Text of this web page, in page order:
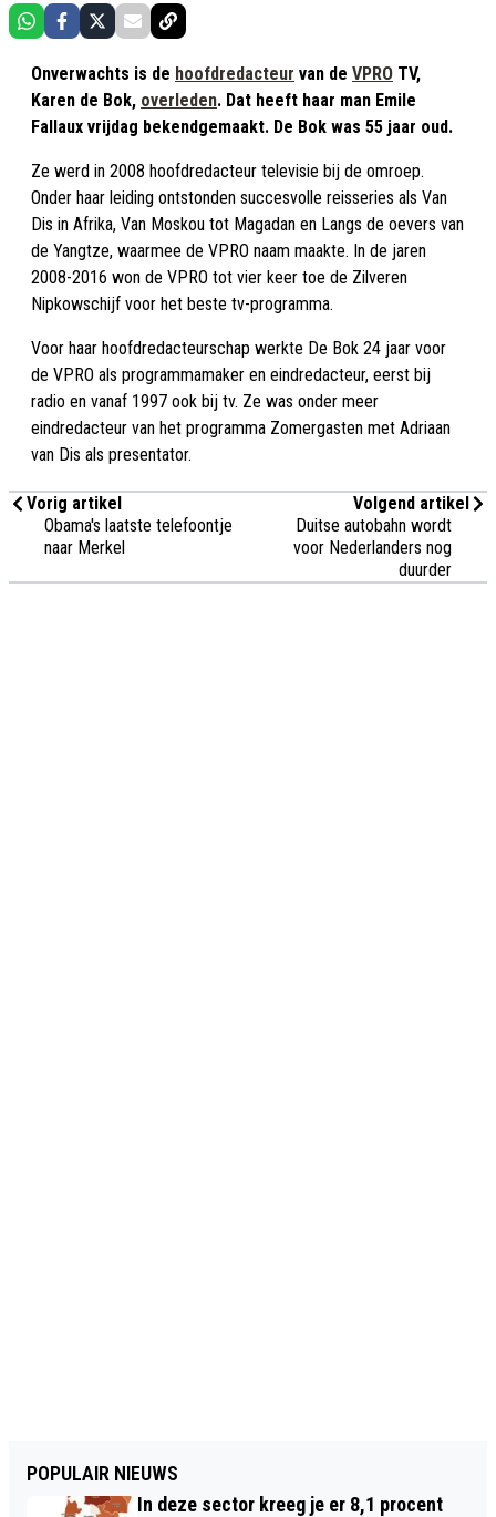
Onverwachts is de hoofdredacteur van de VPRO TV,
Karen de Bok, overleden. Dat heeft haar man Emile
Fallaux vrijdag bekendgemaakt. De Bok was 55 jaar oud.
Ze werd in 2008 hoofdredacteur televisie bij de omroep.
Onder haar leiding ontstonden succesvolle reisseries als Van
Dis in Afrika, Van Moskou tot Magadan en Langs de oevers van
de Yangtze, waarmee de VPRO naam maakte. In de jaren
2008-2016 won de VPRO tot vier keer toe de Zilveren
Nipkowschijf voor het beste tv-programma.
Voor haar hoofdredacteurschap werkte De Bok 24 jaar voor
de VPRO als programmamaker en eindredacteur, eerst bij
radio en vanaf 1997 ook bij tv. Ze was onder meer
eindredacteur van het programma Zomergasten met Adriaan
van Dis als presentator.
Vorig artikel
Obama's laatste telefoontje
naar Merkel
Volgend artikel
Duitse autobahn wordt
voor Nederlanders nog
duurder
POPULAIR NIEUWS
In deze sector kreeg je er 8,1 procent